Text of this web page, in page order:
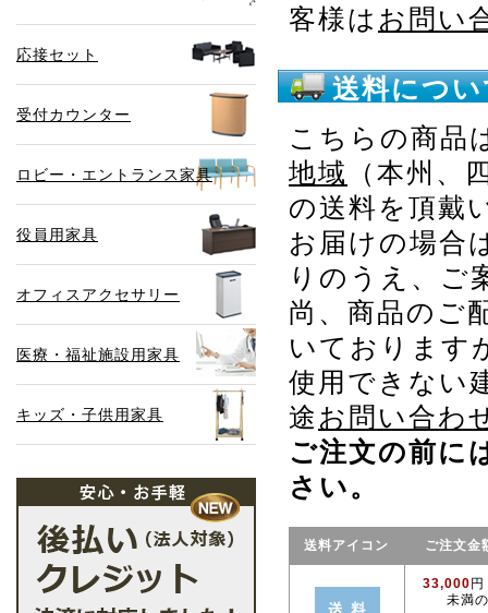
応接セット
受付カウンター
ロビー・エントランス家具
役員用家具
オフィスアクセサリー
医療・福祉施設用家具
キッズ・子供用家具
客様は お問い
送料につ
こちらの商品
地域
（本州、
の送料を頂戴
お届けの場合
りのうえ、ご
尚、商品のご
いております
使用できない
途 お問い合わ
ご注文の前に
さい。
送料アイコン ご注文金
33,000
未満